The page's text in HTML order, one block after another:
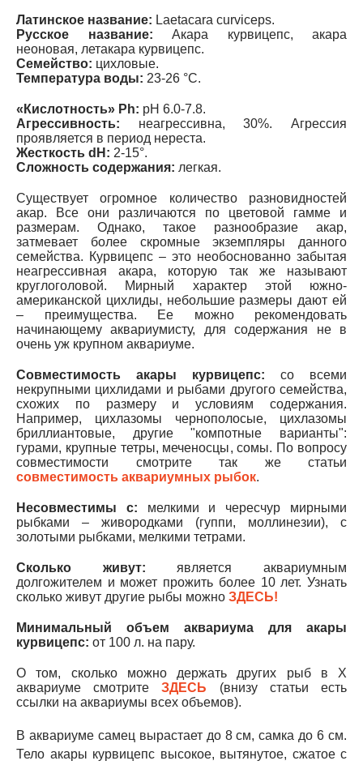
Латинское название: Laetacara curviceps.
Русское название: Акара курвицепс, акара
неоновая, летакара курвицепс.
Семейство: цихловые.
Температура воды: 23-26 °С.
«Кислотность» Ph: рН 6.0-7.8.
Агрессивность: неагрессивна, 30%. Агрессия
проявляется в период нереста.
Жесткость dH: 2-15°.
Сложность содержания: легкая.
Существует огромное количество разновидностей
акар. Все они различаются по цветовой гамме и
размерам. Однако, такое разнообразие акар,
затмевает более скромные экземпляры данного
семейства. Курвицепс – это необоснованно забытая
неагрессивная акара, которую так же называют
круглоголовой. Мирный характер этой южно-
американской цихлиды, небольшие размеры дают ей
– преимущества. Ее можно рекомендовать
начинающему аквариумисту, для содержания не в
очень уж крупном аквариуме.
Совместимость акары курвицепс: со всеми
некрупными цихлидами и рыбами другого семейства,
схожих по размеру и условиям содержания.
Например, цихлазомы чернополосые, цихлазомы
бриллиантовые, другие "компотные варианты":
гурами, крупные тетры, меченосцы, сомы. По вопросу
совместимости смотрите так же статьи
совместимость аквариумных рыбок.
Несовместимы с: мелкими и чересчур мирными
рыбками – живородками (гуппи, моллинезии), с
золотыми рыбками, мелкими тетрами.
Сколько живут: является аквариумным
долгожителем и может прожить более 10 лет. Узнать
сколько живут другие рыбы можно ЗДЕСЬ!
Минимальный объем аквариума для акары
курвицепс: от 100 л. на пару.
О том, сколько можно держать других рыб в Х
аквариуме смотритеЗДЕСЬ (внизу статьи есть
ссылки на аквариумы всех объемов).
В аквариуме самец вырастает до 8 см, самка до 6 см.
Тело акары курвицепс высокое, вытянутое, сжатое с